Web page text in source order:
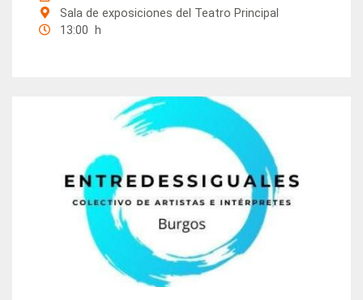
Sala de exposiciones del Teatro Principal
13:00 h